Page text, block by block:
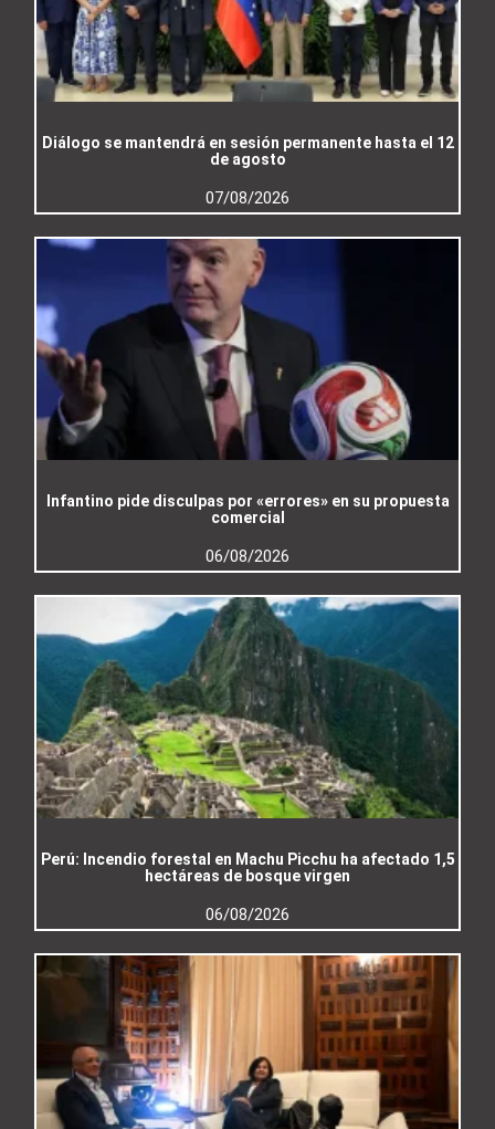
Diálogo se mantendrá en sesión permanente hasta el 12
de agosto
07/08/2026
Infantino pide disculpas por «errores» en su propuesta
comercial
06/08/2026
Perú: Incendio forestal en Machu Picchu ha afectado 1,5
hectáreas de bosque virgen
06/08/2026